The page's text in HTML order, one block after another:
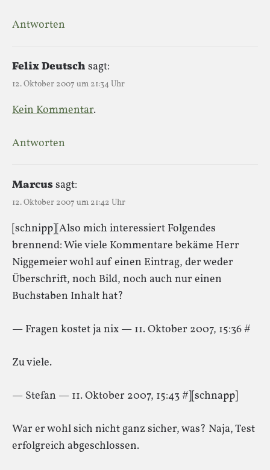
Antworten
Felix Deutsch sagt:
12. Oktober 2007 um 21:34 Uhr
Kein Kommentar.
Antworten
Marcussagt:
12. Oktober 2007 um 21:42 Uhr
[schnipp][Also mich interessiert Folgendes
brennend: Wie viele Kommentare bekäme Herr
Niggemeier wohl auf einen Eintrag, der weder
Überschrift, noch Bild, noch auch nur einen
Buchstaben Inhalt hat?
— Fragen kostet ja nix — 11. Oktober 2007, 15:36 #
Zu viele.
— Stefan — 11. Oktober 2007, 15:43 #][schnapp]
War er wohl sich nicht ganz sicher, was? Naja, Test
erfolgreich abgeschlossen.